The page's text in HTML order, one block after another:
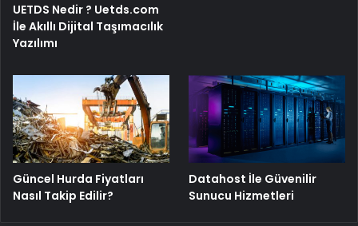
UETDS Nedir ? Uetds.com
İle Akıllı Dijital Taşımacılık
Yazılımı
Güncel Hurda Fiyatları
Nasıl Takip Edilir?
Datahost İle Güvenilir
Sunucu Hizmetleri